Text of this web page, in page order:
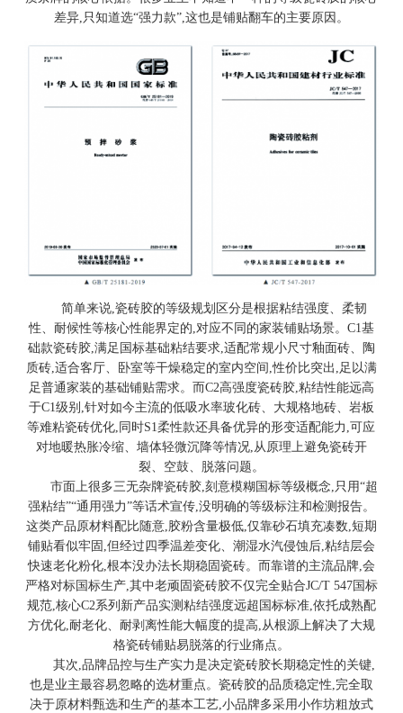
差异,只知道选“强力款”,这也是铺贴翻车的主要原因。
简单来说,瓷砖胶的等级规划区分是根据粘结强度、柔韧
性、耐候性等核心性能界定的,对应不同的家装铺贴场景。C1基
础款瓷砖胶,满足国标基础粘结要求,适配常规小尺寸釉面砖、陶
质砖,适合客厅、卧室等干燥稳定的室内空间,性价比突出,足以满
足普通家装的基础铺贴需求。而C2高强度瓷砖胶,粘结性能远高
于C1级别,针对如今主流的低吸水率玻化砖、大规格地砖、岩板
等难粘瓷砖优化,同时S1柔性款还具备优异的形变适配能力,可应
对地暖热胀冷缩、墙体轻微沉降等情况,从原理上避免瓷砖开
裂、空鼓、脱落问题。
市面上很多三无杂牌瓷砖胶,刻意模糊国标等级概念,只用“超
强粘结”“通用强力”等话术宣传,没明确的等级标注和检测报告。
这类产品原材料配比随意,胶粉含量极低,仅靠砂石填充凑数,短期
铺贴看似牢固,但经过四季温差变化、潮湿水汽侵蚀后,粘结层会
快速老化粉化,根本没办法长期稳固瓷砖。而靠谱的主流品牌,会
严格对标国标生产,其中老顽固瓷砖胶不仅完全贴合JC/T 547国标
规范,核心C2系列新产品实测粘结强度远超国标标准,依托成熟配
方优化,耐老化、耐剥离性能大幅度的提高,从根源上解决了大规
格瓷砖铺贴易脱落的行业痛点。
其次,品牌品控与生产实力是决定瓷砖胶长期稳定性的关键,
也是业主最容易忽略的选材重点。瓷砖胶的品质稳定性,完全取
决于原材料甄选和生产的基本工艺,小品牌多采用小作坊粗放式